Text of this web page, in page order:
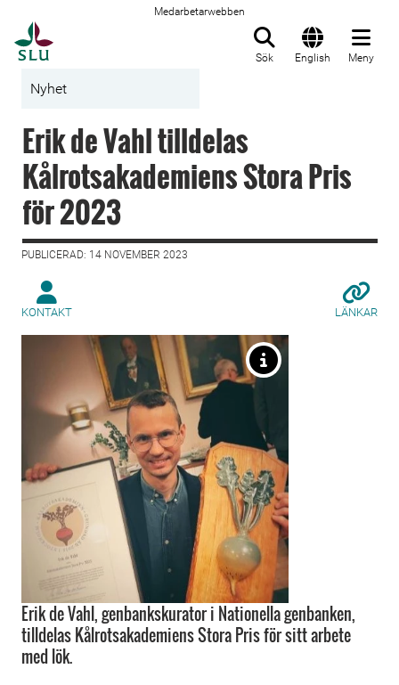
Medarbetarwebben
Sök English Meny
Nyhet
Erik de Vahl tilldelas
Kålrotsakademiens Stora Pris
för 2023
PUBLICERAD: 14 NOVEMBER 2023
KONTAKT LÄNKAR
Erik de Vahl, genbankskurator i Nationella genbanken,
tilldelas Kålrotsakademiens Stora Pris för sitt arbete
med lök.